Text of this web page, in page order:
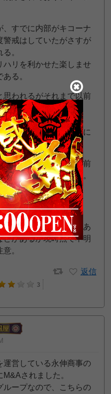
、すでに内部がキコーナ
警戒はしていたがさすが
。
ハリを利かせた楽しませ
る。
思われるがそれまで以前
意が必要かもしれな
ダウンなどお構い無しに
能性も高い。
たり、整列や誘導も前
面や雑な面が目立つ。
い。
問題なし。
いなどのアナウンスがあ
があるか現時点で不明
。
返信
3
運営している永伸商事の
されました。
ループなので、こちらの